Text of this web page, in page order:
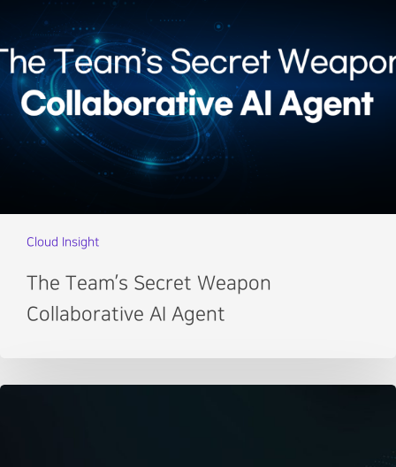
Cloud Insight
The Team’s Secret Weapon
Collaborative AI Agent